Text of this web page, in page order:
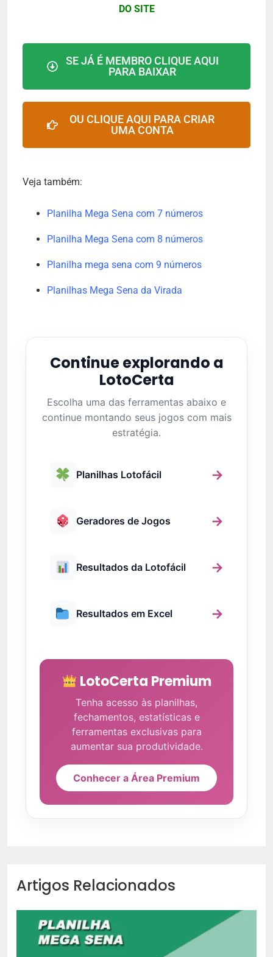
DO SITE
SE JÁ É MEMBRO CLIQUE AQUI
PARA BAIXAR
OU CLIQUE AQUI PARA CRIAR
UMA CONTA
Veja também:
Planilha Mega Sena com 7 números
Planilha Mega Sena com 8 números
Planilha mega sena com 9 números
Planilhas Mega Sena da Virada
Continue explorando a
LotoCerta
Escolha uma das ferramentas abaixo e
continue montando seus jogos com mais
estratégia.
Planilhas Lotofácil →
Geradores de Jogos →
Resultados da Lotofácil →
Resultados em Excel →
LotoCerta Premium
Tenha acesso às planilhas,
fechamentos, estatísticas e
ferramentas exclusivas para
aumentar sua produtividade.
Conhecer a Área Premium
Artigos Relacionados